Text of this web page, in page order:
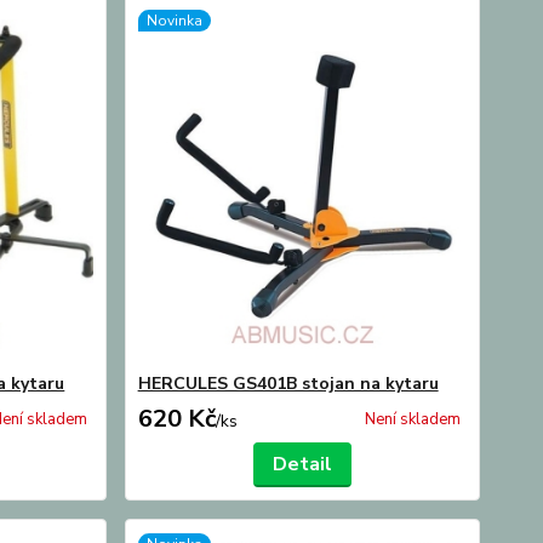
kytaru
skladem
Novinka
HERCULES GS401B stojan na kytaru
620 Kč/ks Není skladem
Detail